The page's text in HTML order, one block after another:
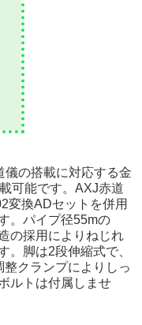
の搭載に対応する金
可能です。AXJ赤道
変換ADセットを併用
。パイプ径55mの
の採用によりねじれ
。脚は2段伸縮式で、
クランプによりしっ
ルトは付属しませ